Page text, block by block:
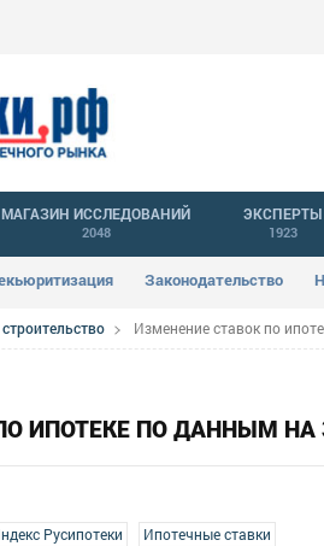
Законодательство
МАГАЗИН ИССЛЕДОВАНИЙ
2048
ЭКСПЕРТЫ
1923
Изменение ставок по
ИПОТЕКЕ ПО ДАННЫМ НА
Русипотеки Ипотечные ставки